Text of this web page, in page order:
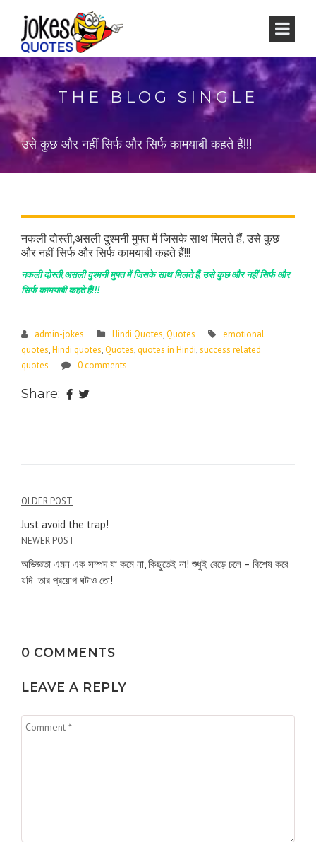
THE BLOG SINGLE
उसे कुछ और नहीं सिर्फ और सिर्फ कामयाबी कहते हैं!!!
नकली दोस्ती,असली दुश्मनी मुफ्त में जिसके साथ मिलते हैं, उसे कुछ
और नहीं सिर्फ और सिर्फ कामयाबी कहते हैं!!!
नकली दोस्ती,असली दुश्मनी मुफ्त में जिसके साथ मिलते हैं, उसे कुछ और नहीं सिर्फ और
सिर्फ कामयाबी कहते हैं!!!
admin-jokes Hindi Quotes,Quotes
emotional
quotes,Hindi quotes,Quotes,quotes in Hindi,success related
quotes
0 comments
Share:
OLDER POST
Just avoid the trap!
NEWER POST
অভিজ্ঞতা এমন এক সম্পদ যা কমে না, কিছুতেই না! শুধুই বেড়ে চলে – বিশেষ করে
যদি তার প্রয়োগ ঘটাও তো!
0 COMMENTS
LEAVE A REPLY